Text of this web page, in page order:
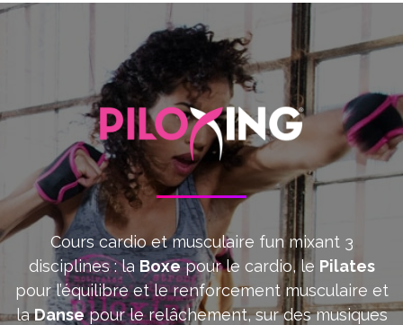
Cours cardio et musculaire fun mixant 3
disciplines : la Boxepour le cardio, le Pilates
pour l’équilibre et le renforcement musculaire et
laDansepour le relâchement, sur des musiques